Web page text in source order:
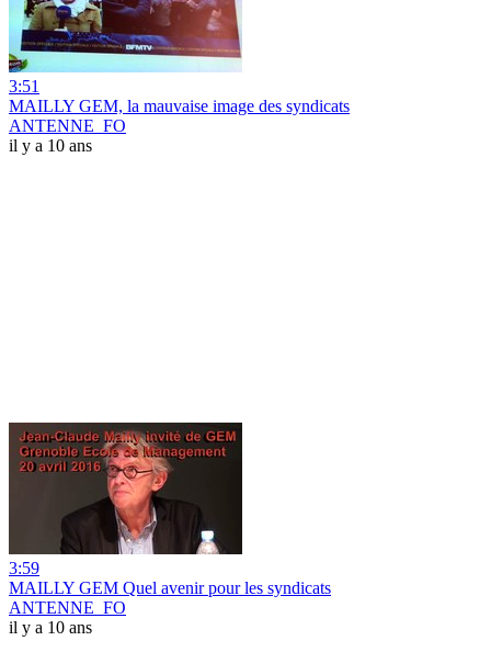
3:51
MAILLY GEM, la mauvaise image des syndicats
ANTENNE_FO
il y a 10 ans
3:59
MAILLY GEM Quel avenir pour les syndicats
ANTENNE_FO
il y a 10 ans